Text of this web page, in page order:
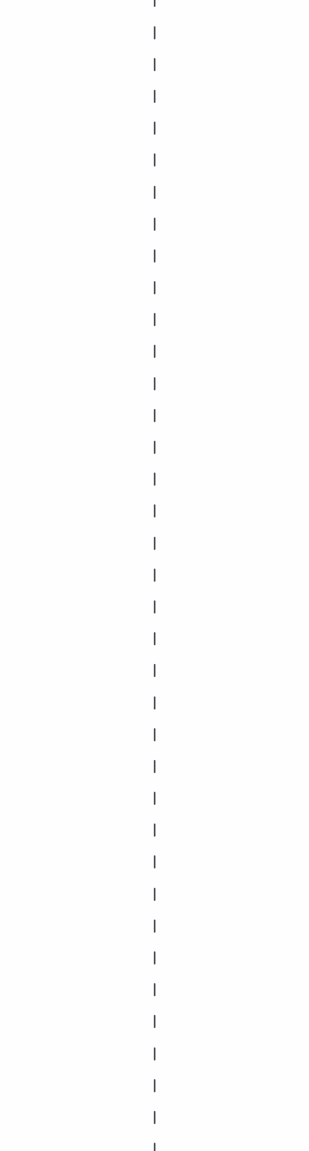
|
|
|
|
|
|
|
|
|
|
|
|
|
|
|
|
|
|
|
|
|
|
|
|
|
|
|
|
|
|
|
|
|
|
|